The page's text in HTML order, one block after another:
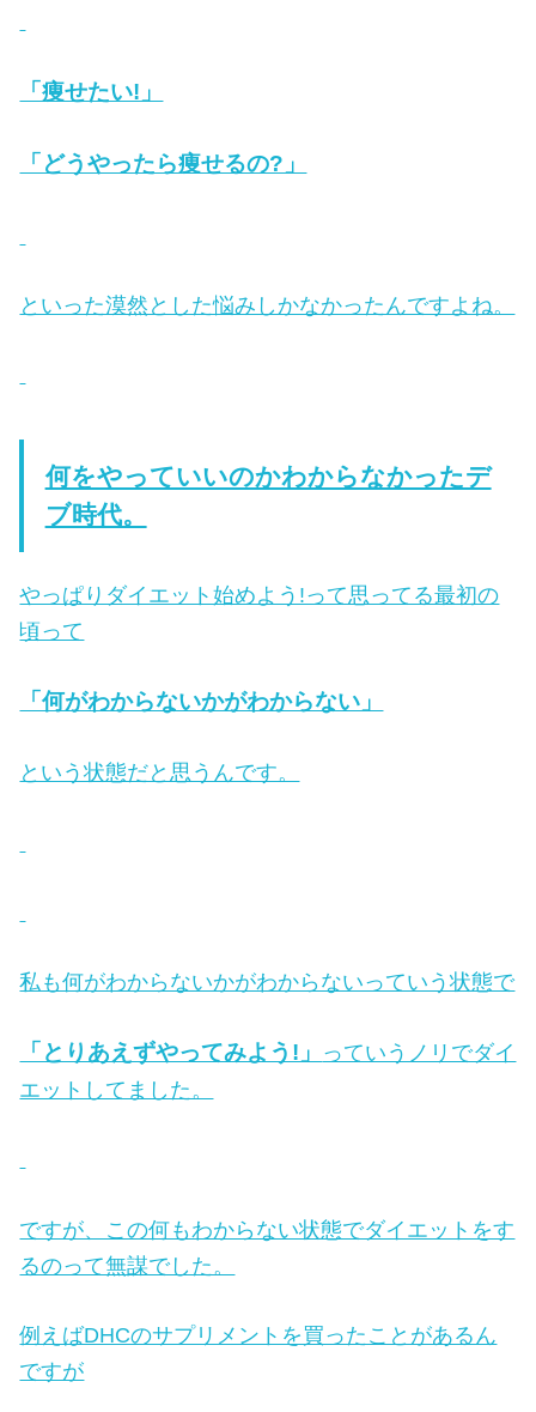
「痩せたい!」
「どうやったら痩せるの?」
といった漠然とした悩みしかなかったんですよね。
何をやっていいのかわからなかったデ
ブ時代。
やっぱりダイエット始めよう!って思ってる最初の
頃って
「何がわからないかがわからない」
という状態だと思うんです。
私も何がわからないかがわからないっていう状態で
「とりあえずやってみよう!」 っていうノリでダイ
エットしてました。
ですが、この何もわからない状態でダイエットをす
るのって無謀でした。
例えばDHCのサプリメントを買ったことがあるん
ですが